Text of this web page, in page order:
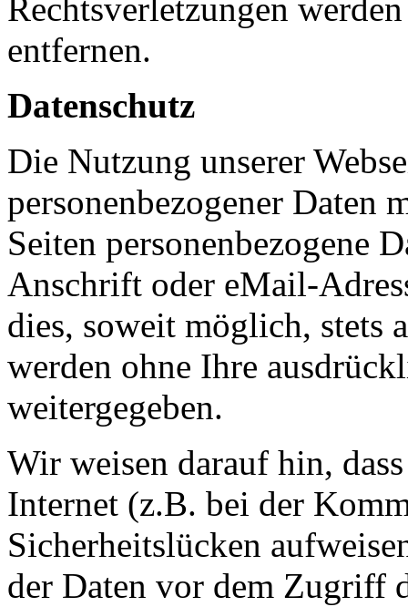
Rechtsverletzungen
entfernen.
Datenschutz
Die Nutzung unserer
personenbezogener Daten
Seiten personenbezogene
Anschrift oder eMail-
dies, soweit möglich, stets
werden ohne Ihre
weitergegeben.
Wir weisen darauf hin,
Internet (z.B. bei der
Sicherheitslücken
der Daten vor dem Zugriff